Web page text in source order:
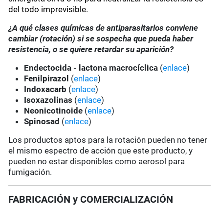
del todo imprevisible.
¿A qué clases químicas de antiparasitarios conviene
cambiar (rotación) si se sospecha que pueda haber
resistencia, o se quiere retardar su aparición?
Endectocida - lactona macrocíclica (enlace)
Fenilpirazol (enlace)
Indoxacarb (enlace)
Isoxazolinas (enlace)
Neonicotinoide (enlace)
Spinosad (enlace)
Los productos aptos para la rotación pueden no tener
el mismo espectro de acción que este producto, y
pueden no estar disponibles como aerosol para
fumigación.
FABRICACIÓN y COMERCIALIZACIÓN